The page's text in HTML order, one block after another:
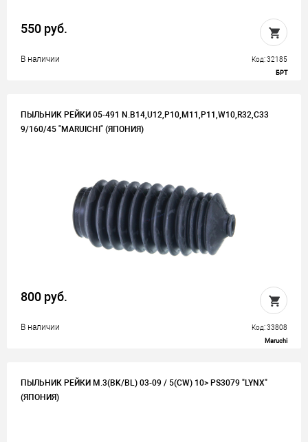
550 руб.
В наличии Код: 32185
БРТ
ПЫЛЬНИК РЕЙКИ 05-491 N.B14,U12,P10,M11,P11,W10,R32,C33
9/160/45 "MARUICHI" (ЯПОНИЯ)
800 руб.
В наличии Код: 33808
Maruchi
ПЫЛЬНИК РЕЙКИ M.3(BK/BL) 03-09 / 5(CW) 10> PS3079 "LYNX"
(ЯПОНИЯ)